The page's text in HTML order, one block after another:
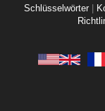
Schlüsselwörter